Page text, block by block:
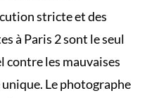
stricte et des
à Paris 2 sont le seul
les mauvaises
Le photographe